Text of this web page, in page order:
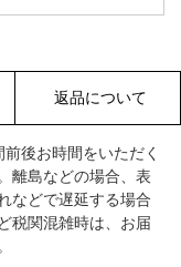
返品について
後お時間をいただく
離島などの場合、表
などで遅延する場合
税関混雑時は、お届